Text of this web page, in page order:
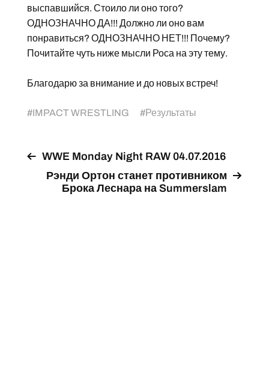
выспавшийся. Стоило ли оно того?
ОДНОЗНАЧНО ДА!!! Должно ли оно вам
понравиться? ОДНОЗНАЧНО НЕТ!!! Почему?
Почитайте чуть ниже мысли Роса на эту тему.
Благодарю за внимание и до новых встреч!
#IMPACT WRESTLING #Результаты
WWE Monday Night RAW 04.07.2016
Рэнди Ортон станет противником
Брока Леснара на Summerslam